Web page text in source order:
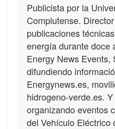
Publicista por la
Complutense.
publicaciones
energía durante doce
Energy News Events,
difundiendo
Energynews.es,
hidrogeno-verde.es.
organizando eventos
del Vehículo Eléctrico